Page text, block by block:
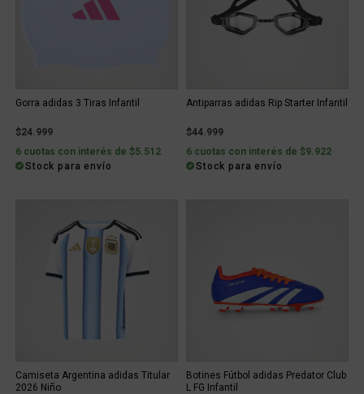
Gorra adidas 3 Tiras Infantil
$24.999
6 cuotas con interés de $5.512
Stock para envío
Antiparras adidas Rip Starter Infantil
$44.999
6 cuotas con interés de $9.922
Stock para envío
Camiseta Argentina adidas Titular
2026 Niño
Botines Fútbol adidas Predator Club
L FG Infantil